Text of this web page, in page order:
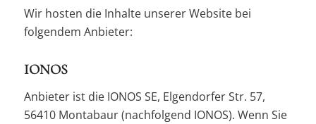
Wir hosten die Inhalte unserer Website bei
folgendem Anbieter:
IONOS
Anbieter ist die IONOS SE, Elgendorfer Str. 57,
56410 Montabaur (nachfolgend IONOS). Wenn Sie